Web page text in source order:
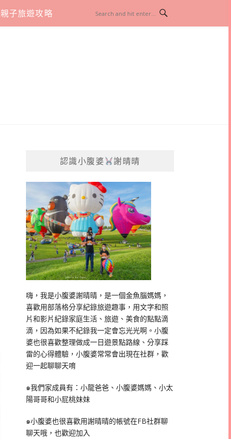
親子旅遊攻略
認識小腹婆 謝晴晴
嗨，我是小腹婆謝晴晴，是一個金魚腦媽媽，
喜歡用部落格分享紀錄旅遊趣事，用文字和照
片和影片紀錄家庭生活、旅遊、美食的點點滴
滴，因為如果不紀錄我一定會忘光光啊。小腹
婆也很喜歡整理做成一日遊景點路線、分享踩
雷的心得體驗，小腹婆常常會出現在社群，歡
迎一起聊聊天唷
๑我們家成員有：小龍爸爸、小腹婆媽媽、小太
陽哥哥和小屁桃妹妹
๑小腹婆也很喜歡用謝晴晴的帳號在FB社群聊
聊天哦，也歡迎加入